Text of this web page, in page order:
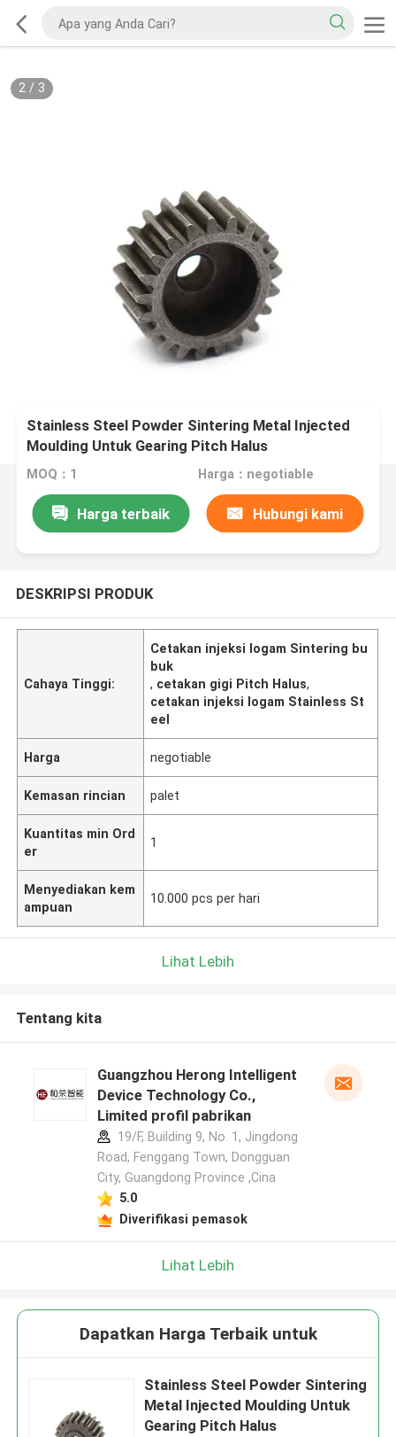
2/ 3
Stainless Steel Powder Sintering Metal Injected
Moulding Untuk Gearing Pitch Halus
MOQ：1 Harga：negotiable
Harga terbaik Hubungi kami
DESKRIPSI PRODUK
Cahaya Tinggi:
Cetakan injeksi logam Sintering bu
buk
, cetakan gigi Pitch Halus,
cetakan injeksi logam Stainless St
eel
Harga negotiable
Kemasan rincian palet
Kuantitas min Ord
er
1
Menyediakan kem
ampuan
10.000 pcs per hari
Lihat Lebih
Tentang kita
Guangzhou Herong Intelligent
Device Technology Co.,
Limited profil pabrikan
19/F, Building 9, No. 1, Jingdong
Road, Fenggang Town, Dongguan
City, Guangdong Province ,Cina
5.0
Diverifikasi pemasok
Lihat Lebih
Dapatkan Harga Terbaik untuk
Stainless Steel Powder Sintering
Metal Injected Moulding Untuk
Gearing Pitch Halus